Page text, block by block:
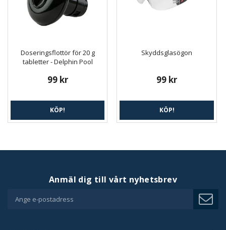
Doseringsflottör för 20 g
tabletter - Delphin Pool
99 kr
KÖP!
Skyddsglasögon
99 kr
KÖP!
Anmäl dig till vårt nyhetsbrev